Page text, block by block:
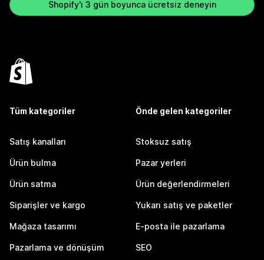
Shopify'ı 3 gün boyunca ücretsiz deneyin
Tüm kategoriler
Satış kanalları
Ürün bulma
Ürün satma
Siparişler ve kargo
Mağaza tasarımı
Pazarlama ve dönüşüm
Önde gelen kategoriler
Stoksuz satış
Pazar yerleri
Ürün değerlendirmeleri
Yukarı satış ve paketler
E-posta ile pazarlama
SEO